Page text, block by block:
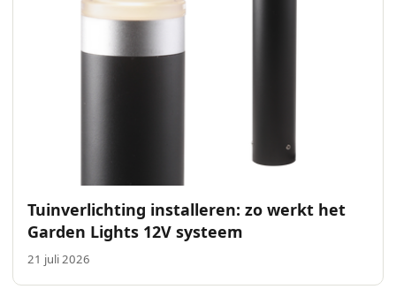
Tuinverlichting installeren: zo werkt het
Garden Lights 12V systeem
21 juli 2026